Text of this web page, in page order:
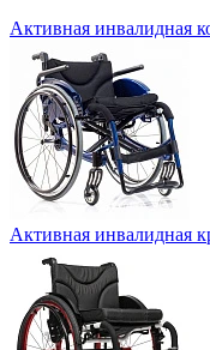
Активная инвалидная
Активная инвалидная